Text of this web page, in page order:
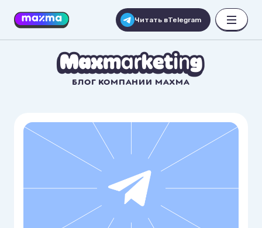
Читать вTelegram
БЛОГ КОМПАНИИ MAXMA